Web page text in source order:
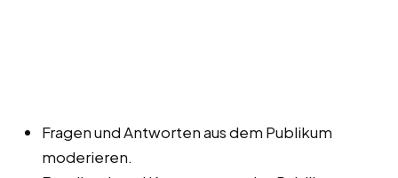
Fragen und Antworten aus dem Publikum
moderieren.